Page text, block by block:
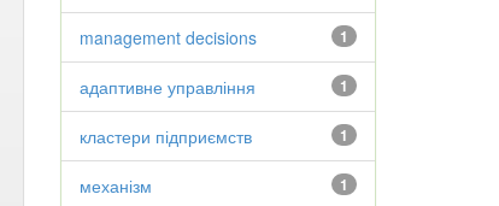
1
management decisions
1
адаптивне управління
1
кластери підприємств
1
механізм